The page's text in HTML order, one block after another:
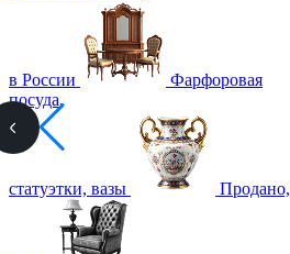
в России
Фарфоровая
посуда,
статуэтки, вазы Продано,